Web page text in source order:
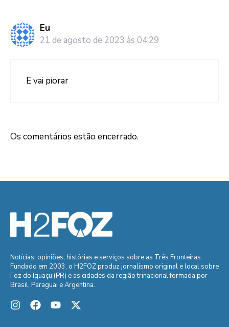
Eu
21 de agosto de 2023 às 04:29
E vai piorar
Os comentários estão encerrado.
Notícias, opiniões, histórias e serviços sobre as Três Fronteiras.
Fundado em 2003, o H2FOZ produz jornalismo original e local sobre
Foz do Iguaçu (PR) e as cidades da região trinacional formada por
Brasil, Paraguai e Argentina.